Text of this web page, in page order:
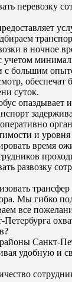
перевозку
в ночное
с большим
обеспечат
суток.
опаздывает
и
время
развозку
трансфер
Мы гибко
все
Санкт-
удобную и